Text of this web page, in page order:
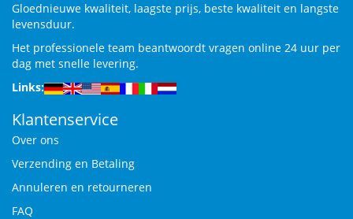
Gloednieuwe kwaliteit, laagste prijs, beste kwaliteit en langste
levensduur.
Het professionele team beantwoordt vragen online 24 uur per
dag met snelle levering.
Links:
Klantenservice
Over ons
Verzending en Betaling
Annuleren en retourneren
FAQ